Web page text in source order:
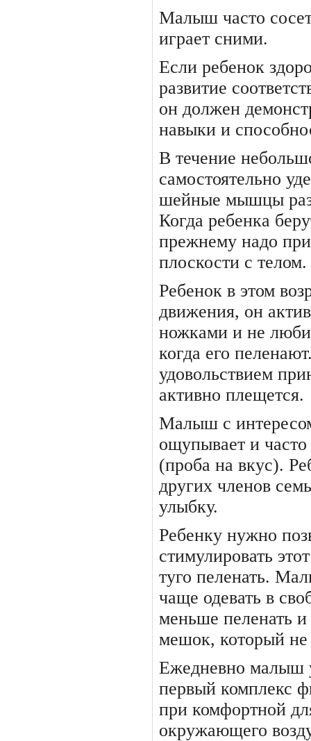
Малыш часто
играет сними.
Если ребенок
разви­тие
он должен
навыки и
В течение
самостоя­тельно
шейные мышцы
Когда ребенка
прежнему надо
плос­кости с телом.
Ребенок в этом
движе­ния, он
ножками и не
когда его
удовольствием
активно плещется.
Малыш с
ощупывает и часто
(проба на вкус).
других членов
улыбку.
Ребенку нужно
стиму­лировать
туго пеленать.
чаще одевать в
меньше пеленать и
мешок, который не
Ежедневно малыш
пер­вый комплекс
при комфорт­ной
окружающего